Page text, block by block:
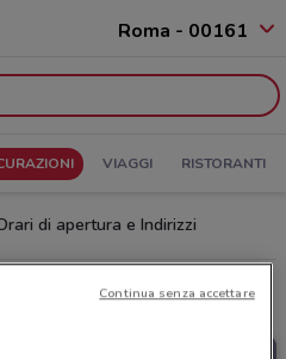
Roma - 00161
VIAGGI RISTORANTI
di apertura e Indirizzi
Reale Mutua
Continua senza accettare